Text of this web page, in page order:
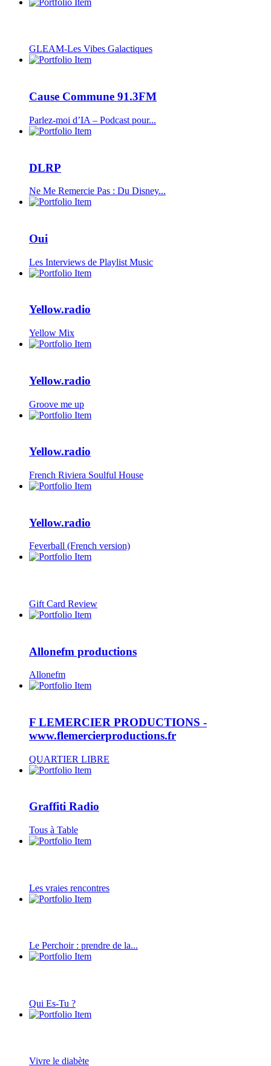
GLEAM-Les Vibes Galactiques
Cause Commune 91.3FM
Parlez-moi d’IA – Podcast pour...
DLRP
Ne Me Remercie Pas : Du Disney...
Oui
Les Interviews de Playlist Music
Yellow.radio
Yellow Mix
Yellow.radio
Groove me up
Yellow.radio
French Riviera Soulful House
Yellow.radio
Feverball (French version)
Gift Card Review
Allonefm productions
Allonefm
F LEMERCIER PRODUCTIONS -
www.flemercierproductions.fr
QUARTIER LIBRE
Graffiti Radio
Tous à Table
Les vraies rencontres
Le Perchoir : prendre de la...
Qui Es-Tu ?
Vivre le diabète